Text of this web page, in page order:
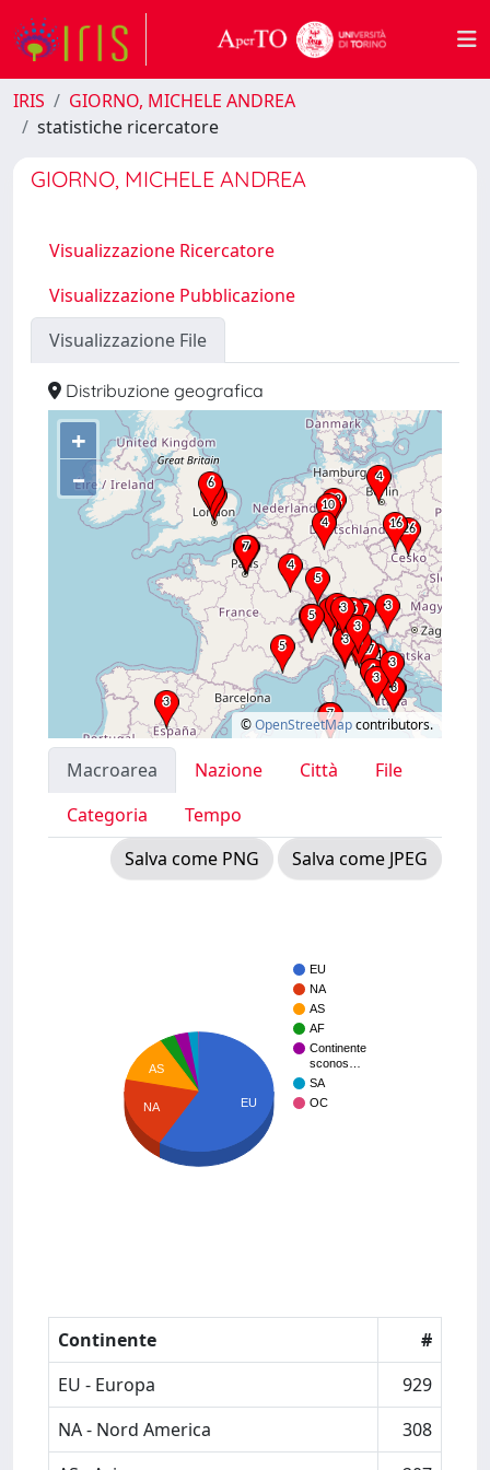
IRIS
GIORNO, MICHELE ANDREA
statistiche ricercatore
GIORNO, MICHELE ANDREA
Visualizzazione Ricercatore
Visualizzazione Pubblicazione
Visualizzazione File
Distribuzione geografica
+
–
©OpenStreetMapcontributors.
Macroarea Nazione Città
File
Categoria
Tempo
Salva come PNG
Salva come JPEG
EU
NA
AS
AF
Continente
sconos…
SA
OC
AS
NA EU
Continente
#
EU - Europa
929
NA - Nord America
308